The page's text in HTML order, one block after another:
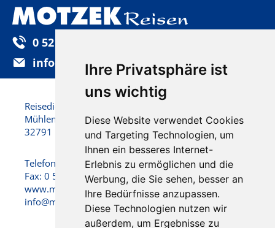
Ihre Privatsphäre ist
uns wichtig
Diese Website verwendet Cookies
und Targeting Technologien, um
Ihnen ein besseres Internet-
Erlebnis zu ermöglichen und die
Werbung, die Sie sehen, besser an
Ihre Bedürfnisse anzupassen.
Diese Technologien nutzen wir
außerdem, um Ergebnisse zu
0 52 32 / 92 25-0
info@motzek-reisen.de
Reisedienst Motzek GmbH & Co. KG
Mühlenstraße 22
32791 Lage
Telefon: 0 52 32 / 92 25 - 0
Fax: 0 52 32 / 92 25 -25
www.motzek-reisen.de
info@motzek-reisen.de